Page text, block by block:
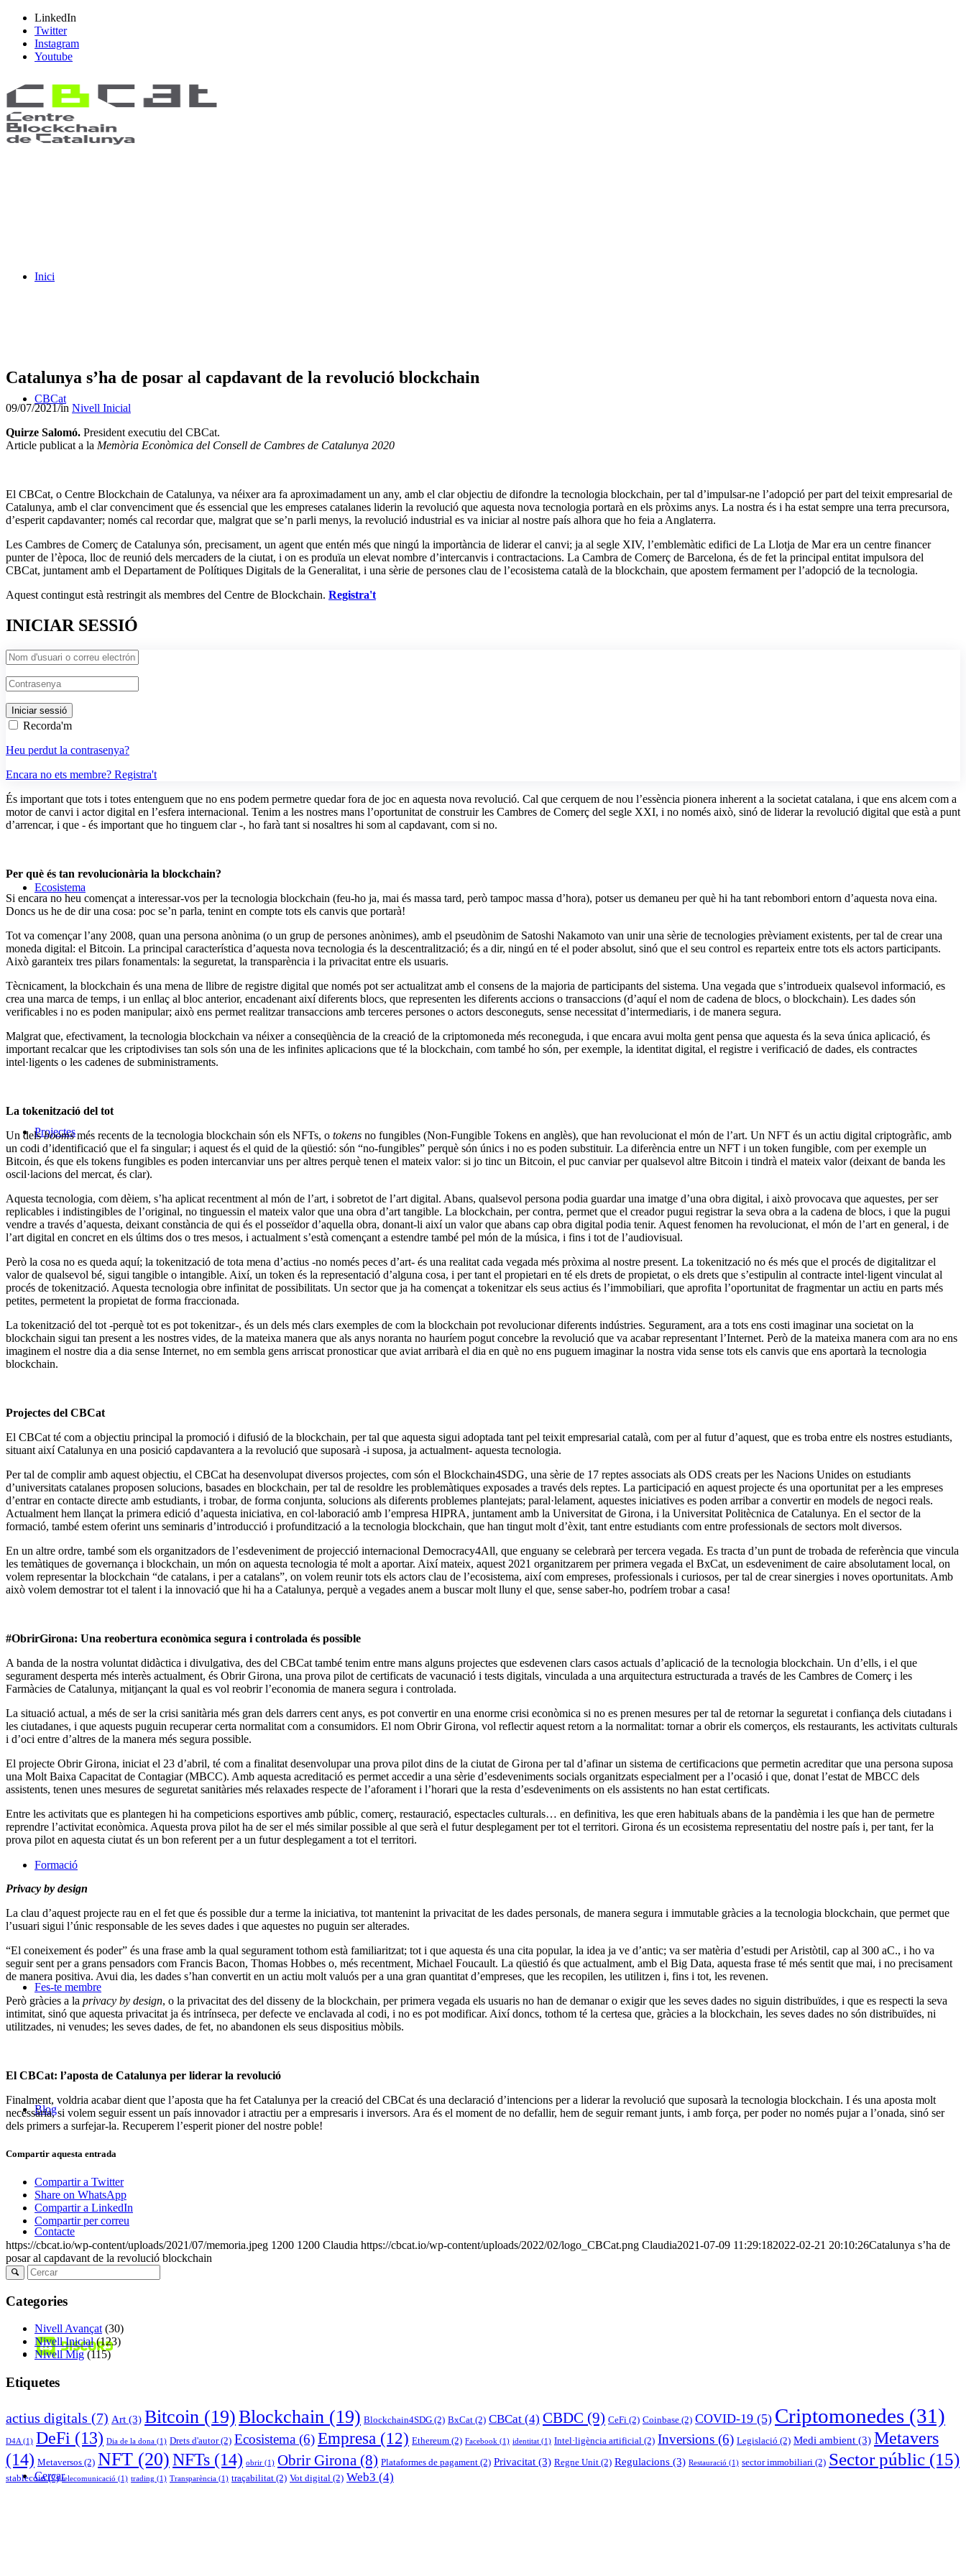
LinkedIn
Twitter
Instagram
Youtube
Inici
CBCat
Ecosistema
Projectes
Formació
Fes-te membre
Blog
Contacte
Cercar
Catalunya s’ha de posar al capdavant de la revolució blockchain
09/07/2021/in Nivell Inicial
Quirze Salomó. President executiu del CBCat.
Article publicat a la Memòria Econòmica del Consell de Cambres de Catalunya 2020
El CBCat, o Centre Blockchain de Catalunya, va néixer ara fa aproximadament un any, amb el clar objectiu de difondre la tecnologia blockchain, per tal d’impulsar-ne l’adopció per part del teixit empresarial de
Catalunya, amb el clar convenciment que és essencial que les empreses catalanes liderin la revolució que aquesta nova tecnologia portarà en els pròxims anys. La nostra és i ha estat sempre una terra precursora,
d’esperit capdavanter; només cal recordar que, malgrat que se’n parli menys, la revolució industrial es va iniciar al nostre país alhora que ho feia a Anglaterra.
Les Cambres de Comerç de Catalunya són, precisament, un agent que entén més que ningú la importància de liderar el canvi; ja al segle XIV, l’emblemàtic edifici de La Llotja de Mar era un centre financer
punter de l’època, lloc de reunió dels mercaders de la ciutat, i on es produïa un elevat nombre d’intercanvis i contractacions. La Cambra de Comerç de Barcelona, és de fet la principal entitat impulsora del
CBCat, juntament amb el Departament de Polítiques Digitals de la Generalitat, i una sèrie de persones clau de l’ecosistema català de la blockchain, que apostem fermament per l’adopció de la tecnologia.
Aquest contingut està restringit als membres del Centre de Blockchain. Registra't
INICIAR SESSIÓ
Recorda'm
Heu perdut la contrasenya?
Encara no ets membre? Registra't
És important que tots i totes entenguem que no ens podem permetre quedar fora de joc en aquesta nova revolució. Cal que cerquem de nou l’essència pionera inherent a la societat catalana, i que ens alcem com a
motor de canvi i actor digital en l’esfera internacional. Tenim a les nostres mans l’oportunitat de construir les Cambres de Comerç del segle XXI, i no només això, sinó de liderar la revolució digital que està a punt
d’arrencar, i que - és important que ho tinguem clar -, ho farà tant si nosaltres hi som al capdavant, com si no.
Per què és tan revolucionària la blockchain?
Si encara no heu començat a interessar-vos per la tecnologia blockchain (feu-ho ja, mai és massa tard, però tampoc massa d’hora), potser us demaneu per què hi ha tant rebombori entorn d’aquesta nova eina.
Doncs us he de dir una cosa: poc se’n parla, tenint en compte tots els canvis que portarà!
Tot va començar l’any 2008, quan una persona anònima (o un grup de persones anònimes), amb el pseudònim de Satoshi Nakamoto van unir una sèrie de tecnologies prèviament existents, per tal de crear una
moneda digital: el Bitcoin. La principal característica d’aquesta nova tecnologia és la descentralització; és a dir, ningú en té el poder absolut, sinó que el seu control es reparteix entre tots els actors participants.
Això garanteix tres pilars fonamentals: la seguretat, la transparència i la privacitat entre els usuaris.
Tècnicament, la blockchain és una mena de llibre de registre digital que només pot ser actualitzat amb el consens de la majoria de participants del sistema. Una vegada que s’introdueix qualsevol informació, es
crea una marca de temps, i un enllaç al bloc anterior, encadenant així diferents blocs, que representen les diferents accions o transaccions (d’aquí el nom de cadena de blocs, o blockchain). Les dades són
verificables i no es poden manipular; això ens permet realitzar transaccions amb terceres persones o actors desconeguts, sense necessitat d’intermediaris, i de manera segura.
Malgrat que, efectivament, la tecnologia blockchain va néixer a conseqüència de la creació de la criptomoneda més reconeguda, i que encara avui molta gent pensa que aquesta és la seva única aplicació, és
important recalcar que les criptodivises tan sols són una de les infinites aplicacions que té la blockchain, com també ho són, per exemple, la identitat digital, el registre i verificació de dades, els contractes
intel·ligents o les cadenes de subministraments.
La tokenització del tot
Un delsboomsmés recents de la tecnologia blockchain són els NFTs, o tokens no fungibles (Non-Fungible Tokens en anglès), que han revolucionat el món de l’art. Un NFT és un actiu digital criptogràfic, amb
un codi d’identificació que el fa singular; i aquest és el quid de la qüestió: són “no-fungibles” perquè són únics i no es poden substituir. La diferència entre un NFT i un token fungible, com per exemple un
Bitcoin, és que els tokens fungibles es poden intercanviar uns per altres perquè tenen el mateix valor: si jo tinc un Bitcoin, el puc canviar per qualsevol altre Bitcoin i tindrà el mateix valor (deixant de banda les
oscil·lacions del mercat, és clar).
Aquesta tecnologia, com dèiem, s’ha aplicat recentment al món de l’art, i sobretot de l’art digital. Abans, qualsevol persona podia guardar una imatge d’una obra digital, i això provocava que aquestes, per ser
replicables i indistingibles de l’original, no tinguessin el mateix valor que una obra d’art tangible. La blockchain, per contra, permet que el creador pugui registrar la seva obra a la cadena de blocs, i que la pugui
vendre a través d’aquesta, deixant constància de qui és el posseïdor d’aquella obra, donant-li així un valorque abans cap obra digital podia tenir. Aquest fenomen ha revolucionat, el món de l’art en general, i de
l’art digital en concret en els últims dos o tres mesos, i actualment s’està començant a estendre també pel món de la música, i fins i tot de l’audiovisual.
Però la cosa no es queda aquí; la tokenització de tota mena d’actius -no només peces d’art- és una realitat cada vegada més pròxima al nostre present. La tokenització no és més que el procés de digitalitzar el
valor de qualsevol bé, sigui tangible o intangible. Així, un token és la representació d’alguna cosa, i per tant el propietari en té els drets de propietat, o els drets que s’estipulin al contracte intel·ligent vinculat al
procés de tokenització. Aquesta tecnologia obre infinitat de possibilitats. Un sector que ja ha començat a tokenitzar els seus actius és l’immobiliari, que aprofita l’oportunitat de fragmentar un actiu en parts més
petites, permetent la propietat de forma fraccionada.
La tokenització del tot -perquè tot es pot tokenitzar-, és un dels més clars exemples de com la blockchain pot revolucionar diferents indústries. Segurament, ara a tots ens costi imaginar una societat on la
blockchain sigui tan present a les nostres vides, de la mateixa manera que als anys noranta no hauríem pogut concebre la revolució que va acabar representant l’Internet. Però de la mateixa manera com ara no ens
imaginem el nostre dia a dia sense Internet, no em sembla gens arriscat pronosticar que aviat arribarà el dia en què no ens puguem imaginar la nostra vida sense tots els canvis que ens aportarà la tecnologia
blockchain.
Projectes del CBCat
El CBCat té com a objectiu principal la promoció i difusió de la blockchain, per tal que aquesta sigui adoptada tant pel teixit empresarial català, com per al futur d’aquest, que es troba entre els nostres estudiants,
situant així Catalunya en una posició capdavantera a la revolució que suposarà -i suposa, ja actualment- aquesta tecnologia.
Per tal de complir amb aquest objectiu, el CBCat ha desenvolupat diversos projectes, com són el Blockchain4SDG, una sèrie de 17 reptes associats als ODS creats per les Nacions Unides on estudiants
d’universitats catalanes proposen solucions, basades en blockchain, per tal de resoldre les problemàtiques exposades a través dels reptes. La participació en aquest projecte és una oportunitat per a les empreses
d’entrar en contacte directe amb estudiants, i trobar, de forma conjunta, solucions als diferents problemes plantejats; paral·lelament, aquestes iniciatives es poden arribar a convertir en models de negoci reals.
Actualment hem llançat la primera edició d’aquesta iniciativa, en col·laboració amb l’empresa HIPRA, juntament amb la Universitat de Girona, i la Universitat Politècnica de Catalunya. En el sector de la
formació, també estem oferint uns seminaris d’introducció i profundització a la tecnologia blockchain, que han tingut molt d’èxit, tant entre estudiants com entre professionals de sectors molt diversos.
En un altre ordre, també som els organitzadors de l’esdeveniment de projecció internacional Democracy4All, que enguany se celebrarà per tercera vegada. Es tracta d’un punt de trobada de referència que vincula
les temàtiques de governança i blockchain, un món on aquesta tecnologia té molt a aportar. Així mateix, aquest 2021 organitzarem per primera vegada el BxCat, un esdeveniment de caire absolutament local, on
volem representar la blockchain “de catalans, i per a catalans”, on volem reunir tots els actors clau de l’ecosistema, així com empreses, professionals i curiosos, per tal de crear sinergies i noves oportunitats. Amb
això volem demostrar tot el talent i la innovació que hi ha a Catalunya, perquè a vegades anem a buscar molt lluny el que, sense saber-ho, podríem trobar a casa!
#ObrirGirona: Una reobertura econòmica segura i controlada és possible
A banda de la nostra voluntat didàctica i divulgativa, des del CBCat també tenim entre mans alguns projectes que esdevenen clars casos actuals d’aplicació de la tecnologia blockchain. Un d’ells, i el que
segurament desperta més interès actualment, és Obrir Girona, una prova pilot de certificats de vacunació i tests digitals, vinculada a una arquitectura estructurada a través de les Cambres de Comerç i les
Farmàcies de Catalunya, mitjançant la qual es vol reobrir l’economia de manera segura i controlada.
La situació actual, a més de ser la crisi sanitària més gran dels darrers cent anys, es pot convertir en una enorme crisi econòmica si no es prenen mesures per tal de retornar la seguretat i confiança dels ciutadans i
les ciutadanes, i que aquests puguin recuperar certa normalitat com a consumidors. El nom Obrir Girona, vol reflectir aquest retorn a la normalitat: tornar a obrir els comerços, els restaurants, les activitats culturals
i d’oci entre d’altres de la manera més segura possible.
El projecte Obrir Girona, iniciat el 23 d’abril, té com a finalitat desenvolupar una prova pilot dins de la ciutat de Girona per tal d’afinar un sistema de certificacions que permetin acreditar que una persona suposa
una Molt Baixa Capacitat de Contagiar (MBCC). Amb aquesta acreditació es permet accedir a una sèrie d’esdeveniments socials organitzats especialment per a l’ocasió i que, donat l’estat de MBCC dels
assistents, tenen unes mesures de seguretat sanitàries més relaxades respecte de l’aforament i l’horari que la resta d’esdeveniments on els assistents no han estat certificats.
Entre les activitats que es plantegen hi ha competicions esportives amb públic, comerç, restauració, espectacles culturals… en definitiva, les que eren habituals abans de la pandèmia i les que han de permetre
reprendre l’activitat econòmica. Aquesta prova pilot ha de ser el més similar possible al que serà el futur desplegament per tot el territori. Girona és un ecosistema representatiu del nostre país i, per tant, fer la
prova pilot en aquesta ciutat és un bon referent per a un futur desplegament a tot el territori.
Privacy by design
La clau d’aquest projecte rau en el fet que és possible dur a terme la iniciativa, tot mantenint la privacitat de les dades personals, de manera segura i immutable gràcies a la tecnologia blockchain, que permet que
l’usuari sigui l’únic responsable de les seves dades i que aquestes no puguin ser alterades.
“El coneixement és poder” és una frase amb la qual segurament tothom està familiaritzat; tot i que aquesta és una cita popular, la idea ja ve d’antic; va ser matèria d’estudi per Aristòtil, cap al 300 aC., i ho va
seguir sent per a grans pensadors com Francis Bacon, Thomas Hobbes o, més recentment, Michael Foucault. La qüestió és que actualment, amb el Big Data, aquesta frase té més sentit que mai, i no precisament
de manera positiva. Avui dia, les dades s’han convertit en un actiu molt valuós per a una gran quantitat d’empreses, que les recopilen, les utilitzen i, fins i tot, les revenen.
Però gràcies a la privacy by design, o la privacitat des del disseny de la blockchain, per primera vegada els usuaris no han de demanar o exigir que les seves dades no siguin distribuïdes, i que es respecti la seva
intimitat, sinó que aquesta privacitat ja és intrínseca, per defecte ve enclavada al codi, i no es pot modificar. Així doncs, tothom té la certesa que, gràcies a la blockchain, les seves dades no són distribuïdes, ni
utilitzades, ni venudes; les seves dades, de fet, no abandonen els seus dispositius mòbils.
El CBCat: l’aposta de Catalunya per liderar la revolució
Finalment, voldria acabar dient que l’aposta que ha fet Catalunya per la creació del CBCat és una declaració d’intencions per a liderar la revolució que suposarà la tecnologia blockchain. I és una aposta molt
necessària, si volem seguir essent un país innovador i atractiu per a empresaris i inversors. Ara és el moment de no defallir, hem de seguir remant junts, i amb força, per poder no només pujar a l’onada, sinó ser
dels primers a surfejar-la. Recuperem l’esperit pioner del nostre poble!
Compartir aquesta entrada
Compartir a Twitter
Share on WhatsApp
Compartir a LinkedIn
Compartir per correu
https://cbcat.io/wp-content/uploads/2021/07/memoria.jpeg 1200 1200 Claudia https://cbcat.io/wp-content/uploads/2022/02/logo_CBCat.png Claudia2021-07-09 11:29:182022-02-21 20:10:26Catalunya s’ha de
posar al capdavant de la revolució blockchain
Categories
Nivell Avançat(30)
Nivell Inicial(123)
Nivell Mig(115)
Etiquetes
actius digitals (7) Art (3) Bitcoin (19)Blockchain (19) Blockchain4SDG (2) BxCat (2) CBCat (4) CBDC (9) CeFi (2) Coinbase (2) COVID-19 (5) Criptomonedes (31)
D4A (1) DeFi (13) Dia de la dona (1) Drets d'autor(2) Ecosistema (6)Empresa (12) Ethereum (2) Facebook (1) identitat (1) Intel·ligència artificial (2) Inversions (6) Legislació (2) Medi ambient (3) Metavers
(14) Metaversos (2) NFT (20)NFTs (14) obrir (1) Obrir Girona (8) Plataformes de pagament (2) Privacitat (3) Regne Unit (2) Regulacions (3) Restauració (1) sector immobiliari (2) Sector públic (15)
stablecoin(2) telecomunicació (1) trading (1) Transparència (1) traçabilitat (2) Vot digital (2) Web3 (4)